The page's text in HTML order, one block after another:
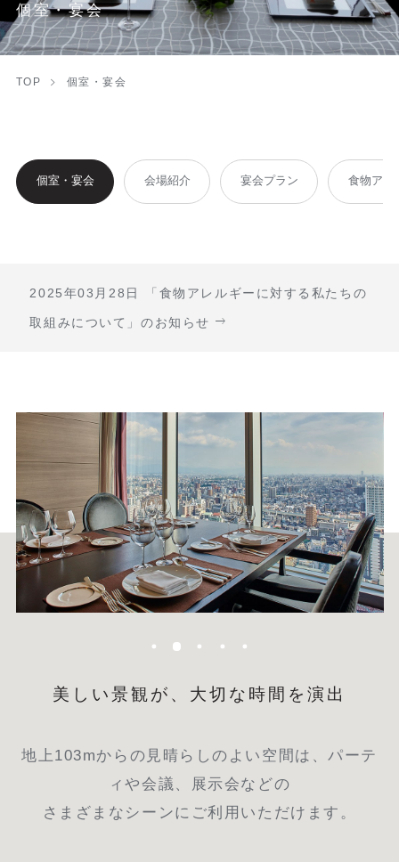
個室・宴会
TOP 個室・宴会
個室・宴会 会場紹介 宴会プラン 食物アレ
2025年03月28日 「食物アレルギーに対する私たちの
取組みについて」のお知らせ
美しい景観が、大切な時間を演出
地上103mからの見晴らしのよい空間は、パーテ
ィや会議、展示会などの
さまざまなシーンにご利用いただけます。